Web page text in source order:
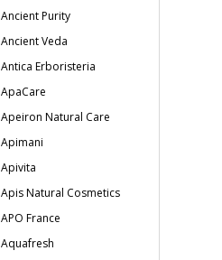
Ancient Purity
Ancient Veda
Antica Erboristeria
ApaCare
Apeiron Natural Care
Apimani
Apivita
Apis Natural Cosmetics
APO France
Aquafresh